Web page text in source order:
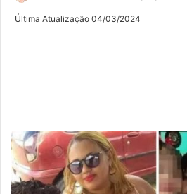
no
um
Última Atualização 04/03/2024